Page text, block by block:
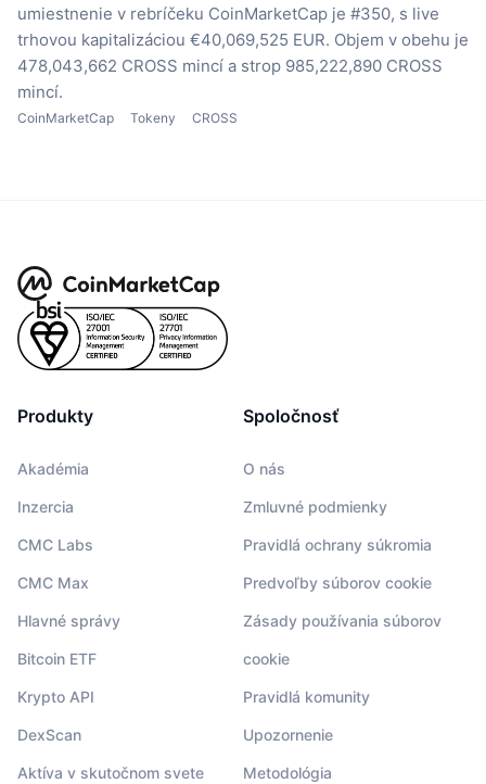
umiestnenie v rebríčeku CoinMarketCap je #350, s live
trhovou kapitalizáciou €40,069,525 EUR. Objem v obehu je
478,043,662 CROSS mincí a strop 985,222,890 CROSS
mincí.
CoinMarketCap Tokeny CROSS
Produkty
Akadémia
Inzercia
CMC Labs
CMC Max
Hlavné správy
Bitcoin ETF
Krypto API
DexScan
Aktíva v skutočnom svete
Spoločnosť
O nás
Zmluvné podmienky
Pravidlá ochrany súkromia
Predvoľby súborov cookie
Zásady používania súborov
cookie
Pravidlá komunity
Upozornenie
Metodológia